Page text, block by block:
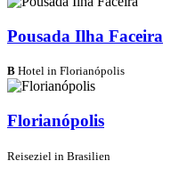
Pousada Ilha Faceira
B Hotel in Florianópolis
Florianópolis
Reiseziel in Brasilien